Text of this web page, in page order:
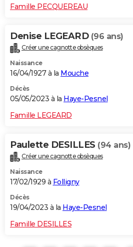
Famille PECQUEREAU
Denise LEGEARD (96 ans)
Créer une cagnotte obsèques
Naissance
16/04/1927 à la Mouche
Décès
05/05/2023 à la Haye-Pesnel
Famille LEGEARD
Paulette DESILLES (94 ans)
Créer une cagnotte obsèques
Naissance
17/02/1929 à Folligny
Décès
19/04/2023 à la Haye-Pesnel
Famille DESILLES